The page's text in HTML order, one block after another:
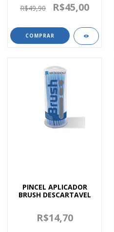
R$49,90 R$45,00
PINCEL APLICADOR
BRUSH DESCARTAVEL
R$14,70